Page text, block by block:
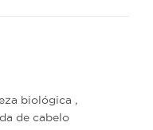
biológica ,
de cabelo